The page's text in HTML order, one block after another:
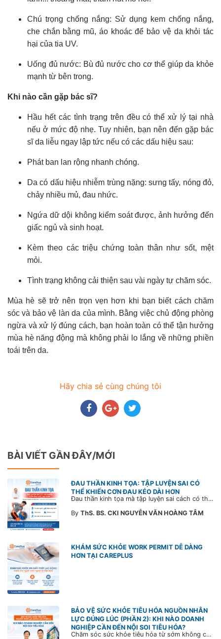
Chú trọng chống nắng: Sử dụng kem chống nắng,
che chắn bằng mũ, áo khoác để bảo vệ da khỏi tác
hại của tia UV.
Uống đủ nước: Bù đủ nước cho cơ thể giúp da khỏe
mạnh từ bên trong.
Khi nào cần gặp bác sĩ?
Hầu hết các tình trạng trên đều có thể xử lý tại nhà
nếu ở mức độ nhẹ. Tuy nhiên, bạn nên đến gặp bác
sĩ da liễu ngay lập tức nếu có các dấu hiệu sau:
Phát ban lan rộng nhanh chóng.
Da có dấu hiệu nhiễm trùng nặng: sưng tấy, nóng đỏ,
chảy nhiều mủ, đau nhức.
Ngứa dữ dội không kiểm soát được, ảnh hưởng đến
giấc ngủ và sinh hoạt.
Kèm theo các triệu chứng toàn thân như sốt, mệt
mỏi.
Tình trạng không cải thiện sau vài ngày tự chăm sóc.
Mùa hè sẽ trở nên trọn vẹn hơn khi bạn biết cách chăm
sóc và bảo vệ làn da của mình. Bằng việc chủ động phòng
ngừa và xử lý đúng cách, bạn hoàn toàn có thể tận hưởng
mùa hè năng động mà không phải lo lắng về những phiền
toái trên da.
Hãy chia sẻ cùng chúng tôi
BÀI VIẾT GẦN ĐÂY/MỚI
ĐAU THẦN KINH TỌA: TẬP LUYỆN SAI CÓ
THỂ KHIẾN CƠN ĐAU KÉO DÀI HƠN
Đau thần kinh tọa mà tập luyện sai cách có thể khiến cơn đau trở nặng và kéo dài thời gian hồi phục. Tham khảo chia sẻ của Bác sĩ CarePlus để nắm các động tác cần tránh và có góc nhìn đúng về phương pháp điều trị phù hợp trong bài viết sau.
By ThS. BS. CKI NGUYỄN VĂN HOÀNG TÂM
KHÁM SỨC KHỎE WORK PERMIT DỄ DÀNG
HƠN TẠI CAREPLUS
BẢO VỆ SỨC KHỎE TIÊU HÓA NGUỒN NHÂN
LỰC ĐÚNG LÚC (PHẦN 2): KHI NÀO DOANH
NGHIỆP CẦN ĐẾN NỘI SOI TIÊU HÓA?
Chăm sóc sức khỏe tiêu hóa từ sớm không chỉ giúp phát hiện bệnh kịp thời mà còn góp phần xây dựng đội ngũ khỏe mạnh, ổn định và gắn bó lâu dài. CarePlus sẵn sàng đồng hành cùng doanh nghiệp trong việc thiết kế chương trình chăm sóc sức khỏe phù hợp theo từng nhân sự, nhằm tối ưu hiệu quả đầu tư phúc lợi và phát triển nguồn nhân lực bền vững.